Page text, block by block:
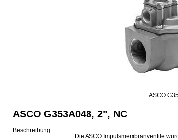
ASCO
ASCO G353A048, 2", NC
Beschreibung:
Die ASCO Impulsmembranventile